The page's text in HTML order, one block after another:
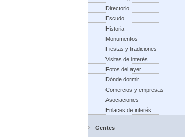
Directorio
Escudo
Historia
Monumentos
Fiestas y tradiciones
Visitas de interés
Fotos del ayer
Dónde dormir
Comercios y empresas
Asociaciones
Enlaces de interés
Gentes